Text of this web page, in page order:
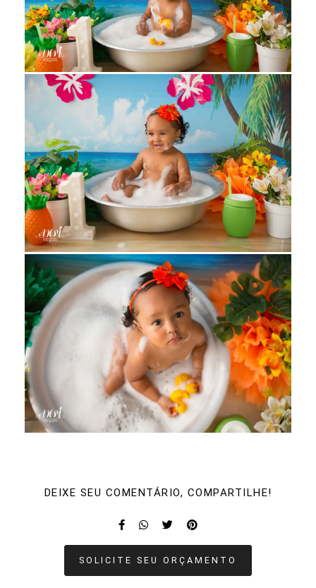
DEIXE SEU COMENTÁRIO, COMPARTILHE!
SOLICITE SEU ORÇAMENTO